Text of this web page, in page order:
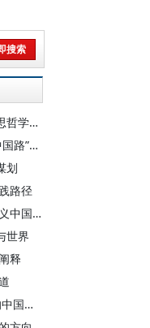
任平：“德国式的现代问题”与马克思哲学革命：路向抉择、理论图式与当代意义
任平：新征程是新的长征——从“中国路”看中国式现代化道路
划
路径
任平：人文经济学研究：马克思主义中国化时代化理论创新的重大议程
世界
释
任平：弄潮儿向涛头立 科技创新的中国答卷